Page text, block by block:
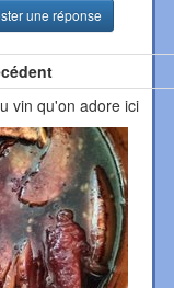
une réponse
vin qu'on adore ici